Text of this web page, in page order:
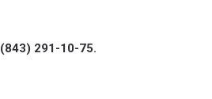
291-10-75.